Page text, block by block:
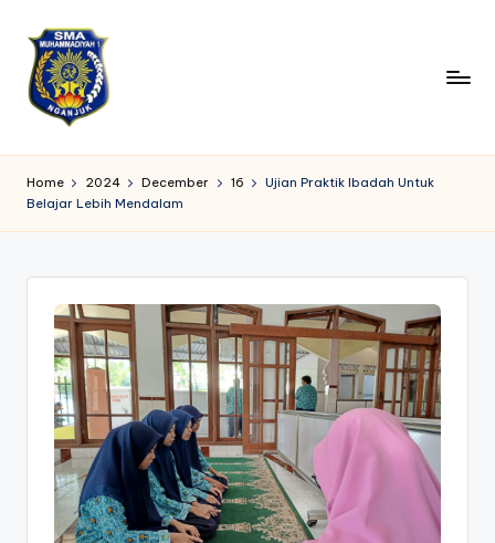
Skip
content
M
A
1
Ilmu,
Home 2024 December 16
Ujian Praktik Ibadah Untuk
Belajar Lebih Mendalam